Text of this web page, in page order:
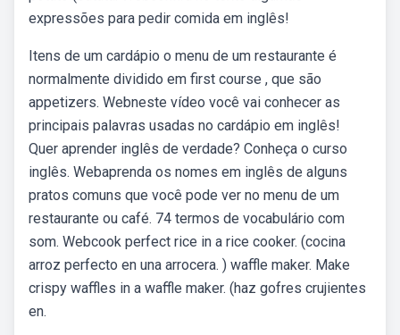
expressões para pedir comida em inglês!
Itens de um cardápio o menu de um restaurante é
normalmente dividido em first course , que são
appetizers. Webneste vídeo você vai conhecer as
principais palavras usadas no cardápio em inglês!
Quer aprender inglês de verdade? Conheça o curso
inglês. Webaprenda os nomes em inglês de alguns
pratos comuns que você pode ver no menu de um
restaurante ou café. 74 termos de vocabulário com
som. Webcook perfect rice in a rice cooker. (cocina
arroz perfecto en una arrocera. ) waffle maker. Make
crispy waffles in a waffle maker. (haz gofres crujientes
en.